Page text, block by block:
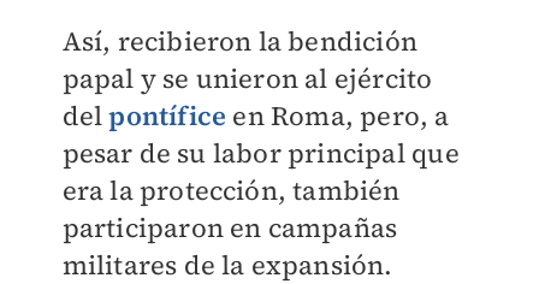
Así, recibieron la bendición
papal y se unieron al ejército
delpontífice en Roma, pero, a
pesar de su labor principal que
era la protección, también
participaron en campañas
militares de la expansión.